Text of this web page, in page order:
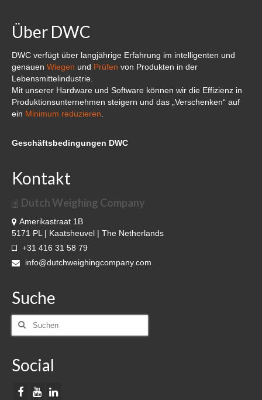
Über DWC
DWC verfügt über langjährige Erfahrung im intelligenten und
genauen Wiegen und Prüfen von Produkten in der
Lebensmittelindustrie.
Mit unserer Hardware und Software können wir die Effizienz in
Produktionsunternehmen steigern und das „Verschenken“ auf
ein Minimum reduzieren
Geschäftsbedingungen DWC
Kontakt
Dutch Weighing Company
Amerikastraat 1B
5171 PL | Kaatsheuvel | The Netherlands
+31 416 31 58 79
info@dutchweighingcompany.com
Suche
Suchen
Social